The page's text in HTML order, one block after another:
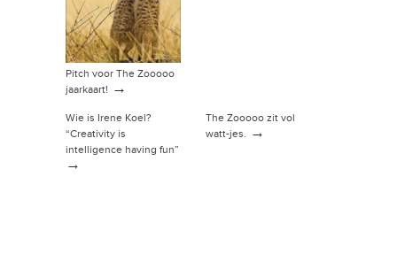
Pitch voor The Zooooo
jaarkaart! →
Wie is Irene Koel?
“Creativity is
intelligence having fun”
→
The Zooooo zit vol
watt-jes. →